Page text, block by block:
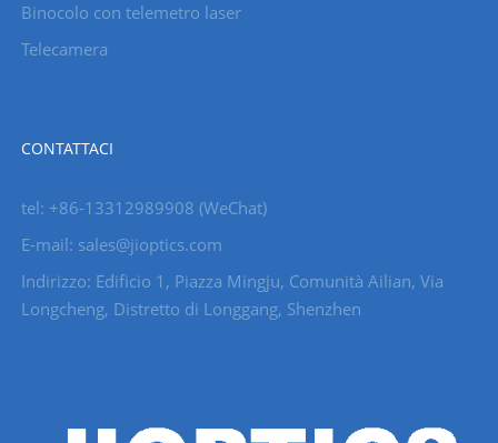
Binocolo con telemetro laser
Telecamera
CONTATTACI
tel: +86-13312989908 (WeChat)
E-mail: sales@jioptics.com
Indirizzo: Edificio 1, Piazza Mingju, Comunità Ailian, Via
Longcheng, Distretto di Longgang, Shenzhen